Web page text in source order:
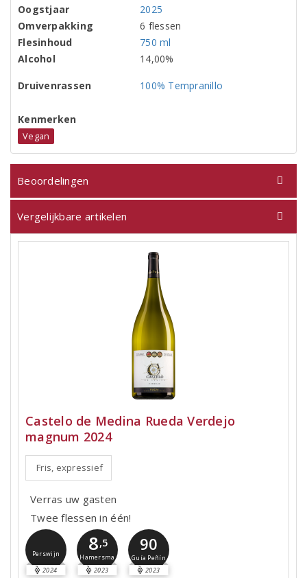
Oogstjaar
2025
Omverpakking
6 flessen
Flesinhoud
750 ml
Alcohol
14,00%
Druivenrassen 100% Tempranillo
Kenmerken
Vegan
Beoordelingen
Vergelijkbare artikelen
Castelo de Medina Rueda Verdejo
magnum 2024
Fris, expressief
Verras uw gasten
Twee flessen in één!
Perswijn
2024
8,5
Hamersma
2023
90
Guía Peñín
2023